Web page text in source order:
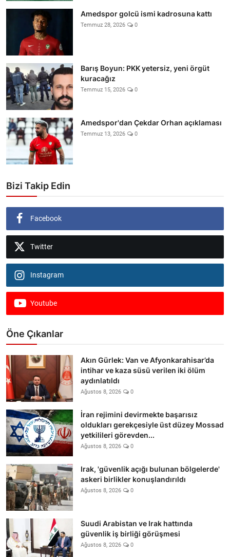
Amedspor golcü ismi kadrosuna kattı
Temmuz 28, 2026 0
Barış Boyun: PKK yetersiz, yeni örgüt
kuracağız
Temmuz 15, 2026 0
Amedspor'dan Çekdar Orhan açıklaması
Temmuz 13, 2026 0
Bizi Takip Edin
Facebook
Twitter
Instagram
Youtube
Öne Çıkanlar
Akın Gürlek: Van ve Afyonkarahisar’da
intihar ve kaza süsü verilen iki ölüm
aydınlatıldı
Ağustos 8, 2026 0
İran rejimini devirmekte başarısız
oldukları gerekçesiyle üst düzey Mossad
yetkilileri görevden...
Ağustos 8, 2026 0
Irak, 'güvenlik açığı bulunan bölgelerde'
askeri birlikler konuşlandırıldı
Ağustos 8, 2026 0
Suudi Arabistan ve Irak hattında
güvenlik iş birliği görüşmesi
Ağustos 8, 2026 0